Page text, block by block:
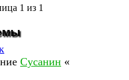
1 из 1
Сусанин «